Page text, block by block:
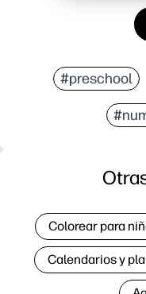
#preschool
Colorear para
Calendarios y